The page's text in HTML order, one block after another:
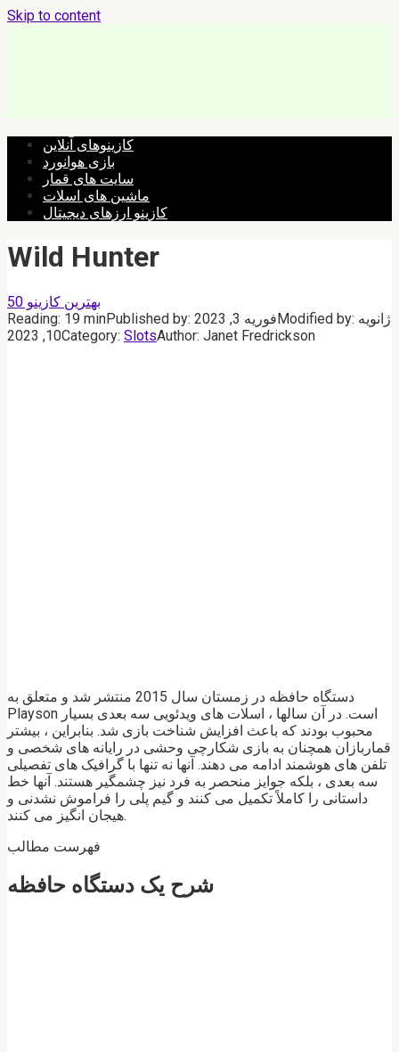
Skip to content
کازینوهای آنلاین
بازی هوانورد
سایت های قمار
ماشین های اسلات
کازینو ارزهای دیجیتال
Wild Hunter
بهترین کازینو 50
Reading: 19 minPublished by: فوریه 3, 2023Modified by: ژانویه
10, 2023Category: SlotsAuthor: Janet Fredrickson
دستگاه حافظه در زمستان سال 2015 منتشر شد و متعلق به
Playson است. در آن سالها ، اسلات های ویدئویی سه بعدی بسیار
محبوب بودند که باعث افزایش شناخت بازی شد. بنابراین ، بیشتر
قماربازان همچنان به بازی شکارچی وحشی در رایانه های شخصی و
تلفن های هوشمند ادامه می دهند. آنها نه تنها با گرافیک های تفصیلی
سه بعدی ، بلکه جوایز منحصر به فرد نیز چشمگیر هستند. آنها خط
داستانی را کاملاً تکمیل می کنند و گیم پلی را فراموش نشدنی و
هیجان انگیز می کنند.
فهرست مطالب
شرح یک دستگاه حافظه